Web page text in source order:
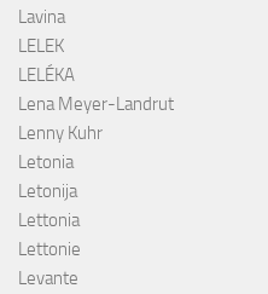
Lavina
LELEK
LELÉKA
Lena Meyer-Landrut
Lenny Kuhr
Letonia
Letonija
Lettonia
Lettonie
Levante